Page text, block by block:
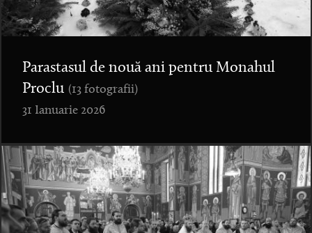
Parastasul de nouă ani pentru Monahul
Proclu (13 fotografii)
31 Ianuarie 2026